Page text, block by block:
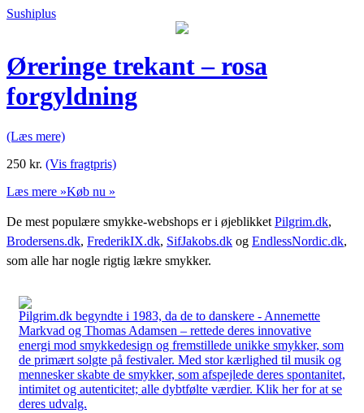
Sushiplus
Øreringe trekant – rosa
forgyldning
(Læs mere)
250 kr. (Vis fragtpris)
Læs mere »Køb nu »
De mest populære smykke-webshops er i øjeblikket Pilgrim.dk,
Brodersens.dk, FrederikIX.dk, SifJakobs.dk og EndlessNordic.dk,
som alle har nogle rigtig lækre smykker.
Pilgrim.dk begyndte i 1983, da de to danskere - Annemette
Markvad og Thomas Adamsen – rettede deres innovative
energi mod smykkedesign og fremstillede unikke smykker, som
de primært solgte på festivaler. Med stor kærlighed til musik og
mennesker skabte de smykker, som afspejlede deres spontanitet,
intimitet og autenticitet; alle dybtfølte værdier. Klik her for at se
deres udvalg.